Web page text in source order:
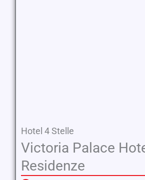
Hotel 4 Stelle
Victoria Palace
Residenze